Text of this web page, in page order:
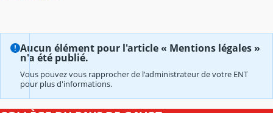
Aucun élément pour l'article « Mentions légales »
n'a été publié.
Vous pouvez vous rapprocher de l'administrateur de votre ENT
pour plus d'informations.